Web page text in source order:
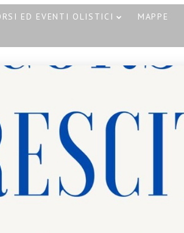
MASSAGGIO
30
OTTOBRE
ED EVENTI OLISTICI MAPPE